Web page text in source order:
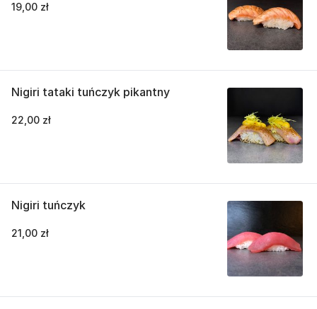
19,00 zł
Nigiri tataki tuńczyk pikantny
22,00 zł
Nigiri tuńczyk
21,00 zł